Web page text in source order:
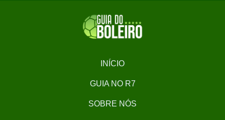
INÍCIO
GUIA NO R7
SOBRE NÓS